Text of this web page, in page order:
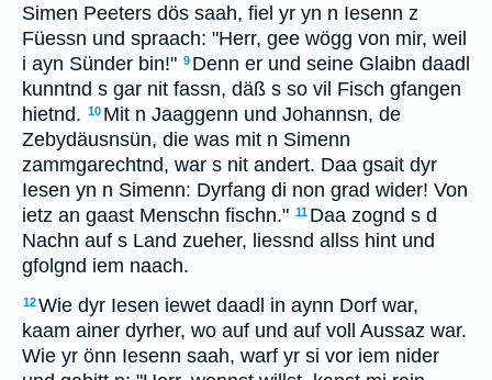
Simen Peeters dös saah, fiel yr yn n Iesenn z
Füessn und spraach: "Herr, gee wögg von mir, weil
i ayn Sünder bin!" 9 Denn er und seine Glaibn daadl
kunntnd s gar nit fassn, däß s so vil Fisch gfangen
hietnd. 10 Mit n Jaaggenn und Johannsn, de
Zebydäusnsün, die was mit n Simenn
zammgarechtnd, war s nit andert. Daa gsait dyr
Iesen yn n Simenn: Dyrfang di non grad wider! Von
ietz an gaast Menschn fischn." 11 Daa zognd s d
Nachn auf s Land zueher, liessnd allss hint und
gfolgnd iem naach.
12Wie dyr Iesen iewet daadl in aynn Dorf war,
kaam ainer dyrher, wo auf und auf voll Aussaz war.
Wie yr önn Iesenn saah, warf yr si vor iem nider